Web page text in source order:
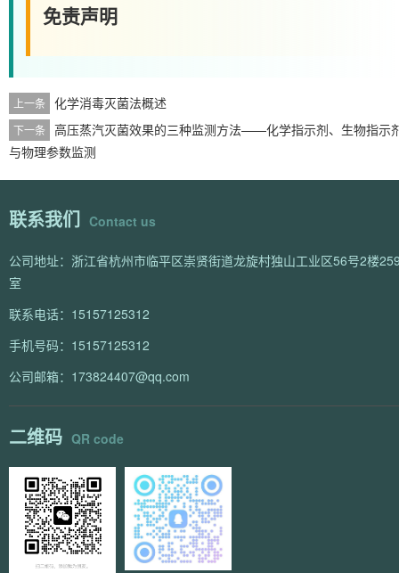
免责声明
上一条 化学消毒灭菌法概述
下一条
高压蒸汽灭菌效果的三种监测方法——化学指示剂、生物指示
与物理参数监测
联系我们 Contact us
公司地址：浙江省杭州市临平区崇贤街道龙旋村独山工业区56号2楼
室
联系电话：15157125312
手机号码：15157125312
公司邮箱：173824407@qq.com
二维码 QR code